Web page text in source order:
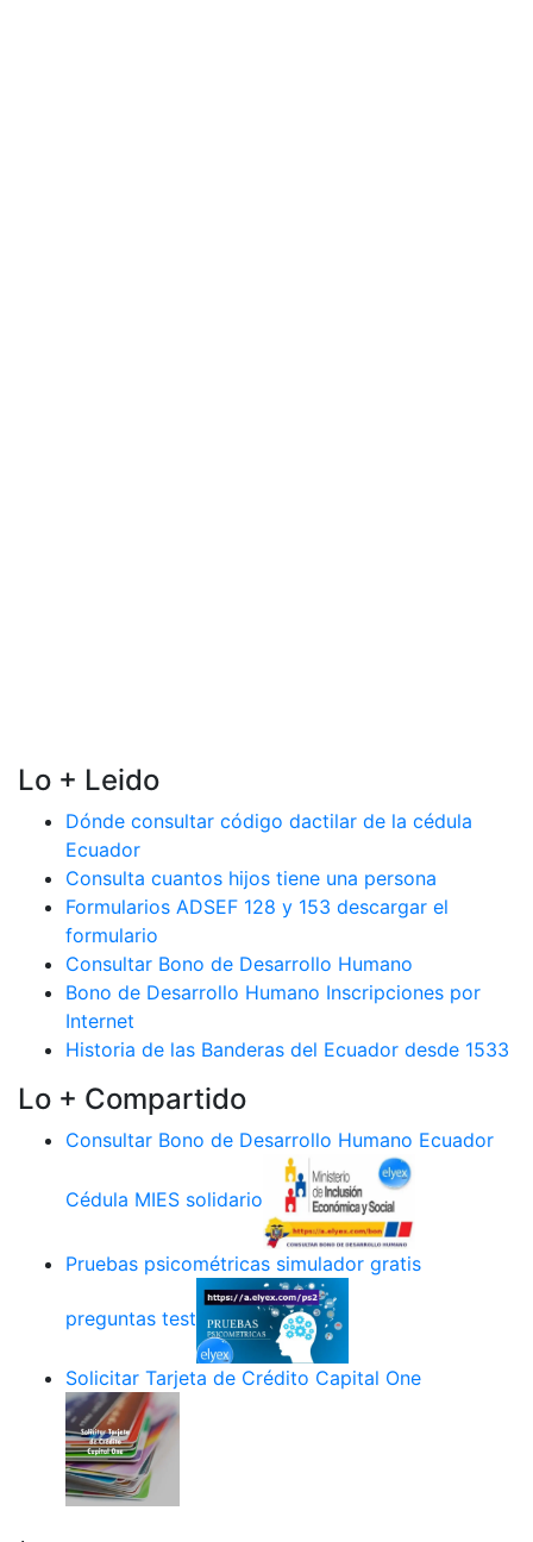
Lo + Leido
Dónde consultar código dactilar de la cédula
Ecuador
Consulta cuantos hijos tiene una persona
Formularios ADSEF 128 y 153 descargar el
formulario
Consultar Bono de Desarrollo Humano
Bono de Desarrollo Humano Inscripciones por
Internet
Historia de las Banderas del Ecuador desde 1533
Lo + Compartido
Consultar Bono de Desarrollo Humano Ecuador
Cédula MIES solidario
Pruebas psicométricas simulador gratis
preguntas test
Solicitar Tarjeta de Crédito Capital One
.